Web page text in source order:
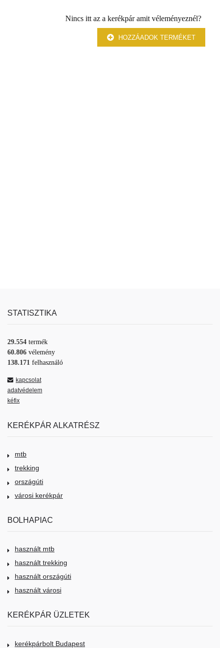
Nincs itt az a kerékpár amit véleményeznél?
HOZZÁADOK TERMÉKET
STATISZTIKA
29.554 termék
60.806 vélemény
138.171 felhasználó
kapcsolat
adatvédelem
kéfix
KERÉKPÁR ALKATRÉSZ
mtb
trekking
országúti
városi kerékpár
BOLHAPIAC
használt mtb
használt trekking
használt országúti
használt városi
KERÉKPÁR ÜZLETEK
kerékpárbolt Budapest